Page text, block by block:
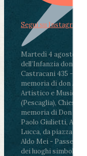
Martedì 4 agosto2026
dell’Infanzia don
Castracani 435 -
memoria di don
Artistico e Musicale
(Pescaglia), Chiesa
memoria di Don
Paolo Giulietti,
Lucca, da piazza
Aldo Mei -
dei luoghi simbolo
Segui su Instagram